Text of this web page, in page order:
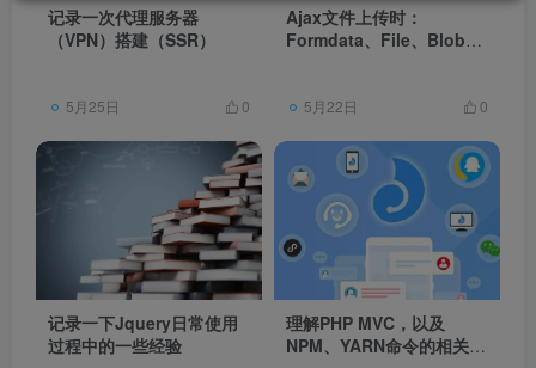
记录一次代理服务器
（VPN）搭建（SSR）
5月25日 0
Ajax文件上传时：
Formdata、File、Blob的
5月22日 0
记录一下Jquery日常使用
过程中的一些经验
理解PHP MVC，以及
NPM、YARN命令的相关说